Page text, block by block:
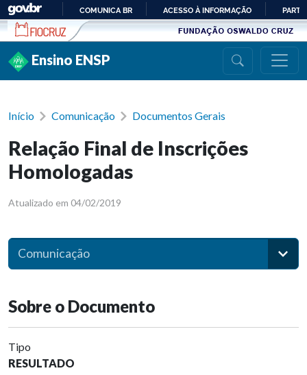
Ir para conteúdo
PARA
COMUNICA BR ACESSO À INFORMAÇÃO
Ensino ENSP
Início Comunicação Documentos Gerais
Relação Final de Inscrições
Homologadas
Atualizado em 04/02/2019
Comunicação
Sobre o Documento
Tipo
RESULTADO